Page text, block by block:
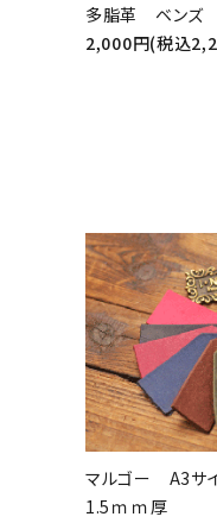
多脂革 ベンズ
2,000円(税込
マルゴー A3
1.5ｍｍ厚